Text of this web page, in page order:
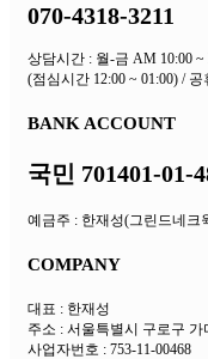
070-4318-3211
상담시간 : 월-금 AM 10:00 ~
(점심시간 12:00 ~ 01:00) / 공
BANK ACCOUNT
국민 701401-01-
예금주 : 한재성(그린드네크
COMPANY
대표 : 한재성
주소 : 서울특별시 구로구 가
사업자번호 : 753-11-00468